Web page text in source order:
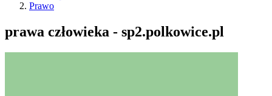
Prawo
prawa człowieka - sp2.polkowice.pl